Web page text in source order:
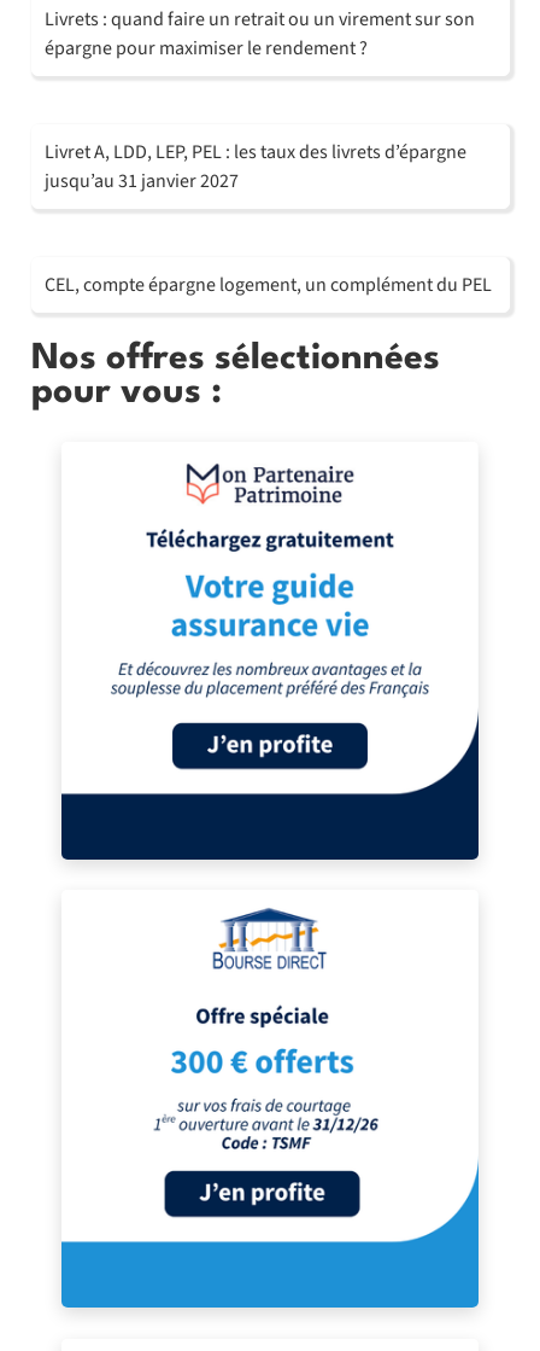
Livrets : quand faire un retrait ou un virement sur son
épargne pour maximiser le rendement ?
Livret A, LDD, LEP, PEL : les taux des livrets d’épargne
jusqu’au 31 janvier 2027
CEL, compte épargne logement, un complément du PEL
Nos offres sélectionnées
pour vous :